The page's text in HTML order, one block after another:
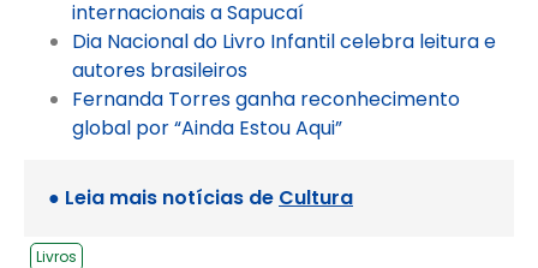
internacionais a Sapucaí
Dia Nacional do Livro Infantil celebra leitura e
autores brasileiros
Fernanda Torres ganha reconhecimento
global por “Ainda Estou Aqui”
● Leia mais notícias de Cultura
Livros